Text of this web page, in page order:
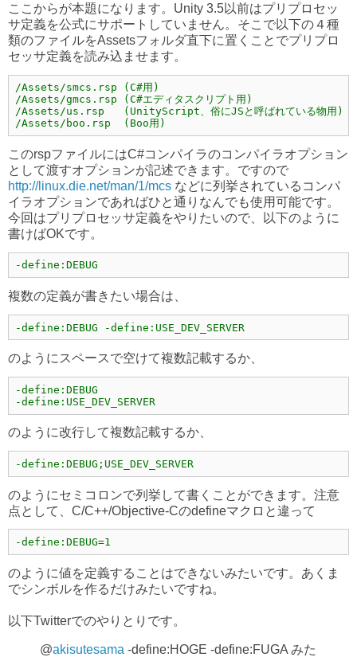
ここからが本題になります。Unity 3.5以前はプリプロセッ
サ定義を公式にサポートしていません。そこで以下の４種
類のファイルをAssetsフォルダ直下に置くことでプリプロ
セッサ定義を読み込ませます。
/Assets/boo.rsp  (Boo用)
このrspファイルにはC#コンパイラのコンパイラオプション
として渡すオプションが記述できます。ですので
http://linux.die.net/man/1/mcs などに列挙されているコンパ
イラオプションであればひと通りなんでも使用可能です。
今回はプリプロセッサ定義をやりたいので、以下のように
書けばOKです。
-define:DEBUG
複数の定義が書きたい場合は、
-define:DEBUG -define:USE_DEV_SERVER
のようにスペースで空けて複数記載するか、
-define:DEBUG
-define:USE_DEV_SERVER
のように改行して複数記載するか、
-define:DEBUG;USE_DEV_SERVER
のようにセミコロンで列挙して書くことができます。注意
点として、C/C++/Objective-Cのdefineマクロと違って
-define:DEBUG=1
のように値を定義することはできないみたいです。あくま
でシンボルを作るだけみたいですね。
以下Twitterでのやりとりです。
@akisutesama -define:HOGE -define:FUGA みた